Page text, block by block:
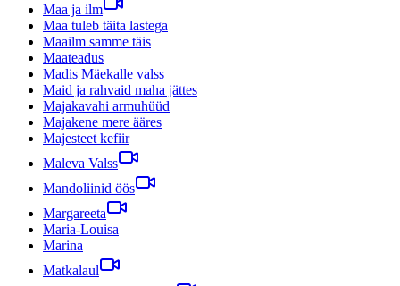
Maa ja ilm
Maa tuleb täita lastega
Maailm samme täis
Maateadus
Madis Mäekalle valss
Maid ja rahvaid maha jättes
Majakavahi armuhüüd
Majakene mere ääres
Majesteet kefiir
Maleva Valss
Mandoliinid öös
Margareeta
Maria-Louisa
Marina
Matkalaul